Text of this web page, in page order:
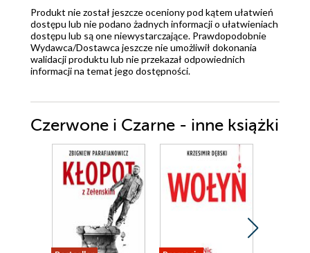
Produkt nie został jeszcze oceniony pod kątem ułatwień
dostępu lub nie podano żadnych informacji o ułatwieniach
dostępu lub są one niewystarczające. Prawdopodobnie
Wydawca/Dostawca jeszcze nie umożliwił dokonania
walidacji produktu lub nie przekazał odpowiednich
informacji na temat jego dostępności.
Czerwone i Czarne - inne książki